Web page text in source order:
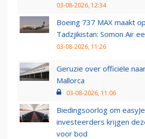
03-08-2026, 12:34
Boeing 737 MAX maakt
Tadzjikistan: Somon Air
03-08-2026, 11:26
Geruzie over officiële
Mallorca
03-08-2026, 11:06
Biedingsoorlog om
investeerders krijgen
voor bod